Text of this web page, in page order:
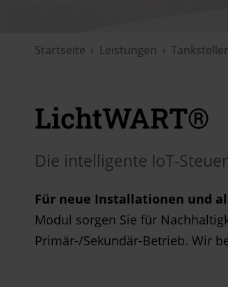
Startseite Leistungen
LichtWART®
Die intelligente IoT-
Für neue Installationen und
Modul sorgen Sie für
Primär-/Sekundär-Betrieb. Wir